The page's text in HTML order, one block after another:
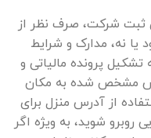
ثبت شرکت، صرف ‌نظر از
نه، مدارک و شرایط
پرونده مالیاتی و
مشخص شده به مکان
از آدرس منزل برای
شوید، به ‌ویژه اگر